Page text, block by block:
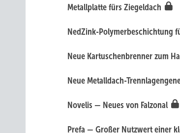
Metallplatte fürs Ziegeldach
NedZink-Polymerbeschichtung
Neue Kartuschenbrenner zum
Neue Metalldach-
Novelis — Neues von Falzonal
Prefa — Großer Nutzwert einer